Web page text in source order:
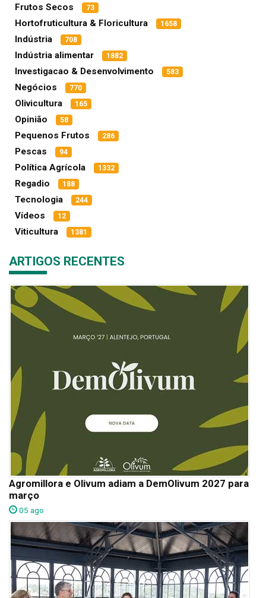
Frutos Secos 73
Hortofruticultura & Floricultura 1658
Indústria 708
Indústria alimentar 1882
Investigacao & Desenvolvimento 583
Negócios 770
Olivicultura 165
Opinião 58
Pequenos Frutos 286
Pescas 94
Política Agrícola 1332
Regadio 188
Tecnologia 244
Vídeos 12
Viticultura 1381
ARTIGOS RECENTES
Agromillora e Olivum adiam a DemOlivum 2027 para
março
05 ago